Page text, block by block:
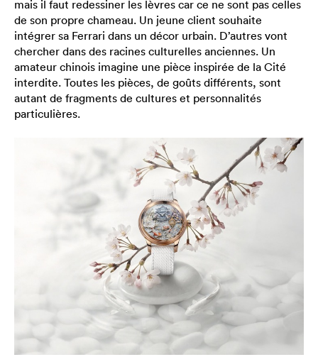
mais il faut redessiner les lèvres car ce ne sont pas celles
de son propre chameau. Un jeune client souhaite
intégrer sa Ferrari dans un décor urbain. D’autres vont
chercher dans des racines culturelles anciennes. Un
amateur chinois imagine une pièce inspirée de la Cité
interdite. Toutes les pièces, de goûts différents, sont
autant de fragments de cultures et personnalités
particulières.